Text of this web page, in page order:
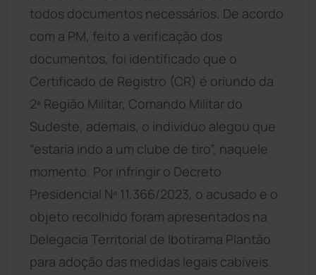
todos documentos necessários. De acordo
com a PM, feito a verificação dos
documentos, foi identificado que o
Certificado de Registro (CR) é oriundo da
2ª Região Militar, Comando Militar do
Sudeste, ademais, o indivíduo alegou que
“estaria indo a um clube de tiro”, naquele
momento. Por infringir o Decreto
Presidencial Nº 11.366/2023, o acusado e o
objeto recolhido foram apresentados na
Delegacia Territorial de Ibotirama Plantão
para adoção das medidas legais cabíveis.